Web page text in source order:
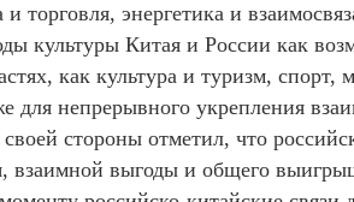
и торговля, энергетика и
культуры Китая и России как
как культура и туризм,
для непрерывного укрепления
стороны отметил, что
взаимной выгоды и общего